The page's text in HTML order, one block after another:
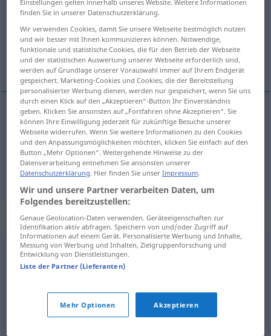
Übersicht aller Übersetzungen
(Für mehr Details die Übersetzung anklicken/antippen)
davranmak, hareket etmek
davranmak (gegenüber -E karşı) benehmen
hareket etmek benehmen
Beispielsätze für "benehmen"
sichalbernbenehmen
salaklaşmak
ordentlichbenehmen (anziehen)
davranmak(giyinmek)
Einstellungen gelten innerhalb unseres Website. Weitere Informationen
finden Sie in unserer Datenschutzerklärung.
Wir verwenden Cookies, damit Sie unsere Webseite bestmöglich nutzen
und wir besser mit Ihnen kommunizieren können. Notwendige,
funktionale und statistische Cookies, die für den Betrieb der Webseite
und der statistischen Auswertung unserer Webseite erforderlich sind,
werden auf Grundlage unserer Vorauswahl immer auf Ihrem Endgerät
gespeichert. Marketing-Cookies und Cookies, die der Bereitstellung
personalisierter Werbung dienen, werden nur gespeichert, wenn Sie uns
durch einen Klick auf den „Akzeptieren“-Button Ihr Einverständnis
geben. Klicken Sie ansonsten auf „Fortfahren ohne Akzeptieren“. Sie
können Ihre Einwilligung jederzeit für zukünftige Besuche unserer
Webseite widerrufen. Wenn Sie weitere Informationen zu den Cookies
und den Anpassungsmöglichkeiten möchten, klicken Sie einfach auf den
Button „Mehr Optionen“. Weitergehende Hinweise zu der
Datenverarbeitung entnehmen Sie ansonsten unserer
Datenschutzerklärung. Hier finden Sie unserImpressum.
Wir und unsere Partner verarbeiten Daten, um
Folgendes bereitzustellen:
Genaue Geolocation-Daten verwenden. Geräteeigenschaften zur
Identifikation aktiv abfragen. Speichern von und/oder Zugriff auf
Informationen auf einem Gerät. Personalisierte Werbung und Inhalte,
Messung von Werbung und Inhalten, Zielgruppenforschung und
Entwicklung von Dienstleistungen.
Liste der Partner (Lieferanten)
Mehr Optionen Akzeptieren